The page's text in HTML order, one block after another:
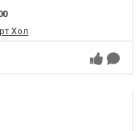
Хол